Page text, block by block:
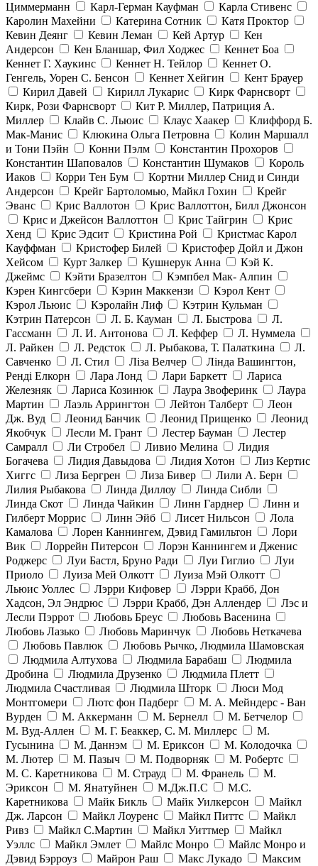
Циммерманн
Карл-Герман Кауфман
Карла Стивенс
Каролин Махейни
Катерина Сотник
Катя Проктор
Кевин Деянг
Кевин Леман Кей Артур
Кен
Андерсон
Кен Бланшар, Фил Ходжес
Кеннет Боа
Кеннет Г. Хаукинс
Кеннет Н. Тейлор
Кеннет О.
Генгель, Уорен С. Бенсон
Кеннет Хейгин
Кент Брауер
Кирил Давей
Кирилл Лукарис
Кирк Фарнсворт
Кирк, Рози Фарнсворт
Кит Р. Миллер, Патриция А.
Миллер
Клайв С. Льюис Клаус Хаакер
Клиффорд Б.
Мак-Манис
Клюкина Ольга Петровна
Колин Маршалл
и Тони Пэйн
Конни Пэлм
Константин Прохоров
Константин Шаповалов
Константин Шумаков
Король
Иаков
Корри Тен Бум
Кортни Миллер Снид и Синди
Андерсон
Крейг Бартоломью, Майкл Гохин
Крейг
Эванс
Крис Валлотон
Крис Валлоттон, Билл Джонсон
Крис и Джейсон Валлоттон
Крис Тайгрин
Крис
Хенд
Крис Эдсит Кристина Рой
Кристмас Карол
Кауффман
Кристофер Билей
Кристофер Дойл и Джон
Хейсом
Курт Залкер Кушнерук Анна
Кэй К.
Джеймс
Кэйти Бразелтон
Кэмпбел Мак- Алпин
Кэрен Кингсбери
Кэрин Маккензи
Кэрол Кент
Кэрол Льюис
Кэролайн Лиф
Кэтрин Кульман
Кэтрин Патерсон
Л. Б. Кауман Л. Быстрова
Л.
Гассманн
Л. И. Антонова Л. Кеффер
Л. Нуммела
Л. Райкен
Л. Редсток Л. Рыбакова, Т. Палаткина
Л.
Савченко
Л. Стил Ліза Велчер
Лінда Вашингтон,
Ренді Елкорн
Лара Лонд Лари Баркетт
Лариса
Железняк
Лариса Козинюк Лаура Звоферинк
Лаура
Мартин
Лаэль Аррингтон Лейтон Талберт
Леон
Дж. Вуд
Леонид Банчик Леонид Прищенко
Леонид
Якобчук
Лесли М. Грант Лестер Бауман
Лестер
Самралл
Ли Стробел Ливио Мелина
Лидия
Богачева
Лидия Давыдова Лидия Хотон
Лиз Кертис
Хиггс
Лиза Бергрен Лиза Бивер
Лили А. Берн
Лилия Рыбакова
Линда Диллоу
Линда Сибли
Линда Скот
Линда Чайкин Линн Гарднер
Линн и
Гилберт Моррис
Линн Эйб Лисет Нильсон
Лола
Камалова
Лорен Каннингем, Дэвид Гамильтон
Лори
Вик
Лоррейн Питерсон
Лорэн Каннингем и Дженис
Роджерс
Луи Бастл, Бруно Ради Луи Гиглио
Луи
Приоло
Луиза Мей Олкотт
Луиза Мэй Олкотт
Льюис Уоллес
Лэрри Кифовер
Лэрри Крабб, Дон
Хадсон, Эл Эндрюс
Лэрри Крабб, Дэн Аллендер
Лэс и
Лесли Пэррот
Любовь Бреус
Любовь Васенина
Любовь Лазько
Любовь Маринчук
Любовь Неткачева
Любовь Павлюк
Любовь Рычко, Людмила Шамовская
Людмила Алтухова
Людмила Барабаш
Людмила
Дробина
Людмила Друзенко
Людмила Плетт
Людмила Счастливая
Людмила Шторк
Люси Мод
Монтгомери
Лютс фон Падберг
М. А. Мейндерс - Ван
Вурден
М. Аккерманн М. Бернелл
М. Бетчелор
М. Вуд-Аллен
М. Г. Беаккер, С. М. Миллерс
М.
Гусынина
М. Даннэм М. Ериксон
М. Колодочка
М. Лютер
М. Пазыч М. Подворняк
М. Робертс
М. С. Каретникова
М. Страуд М. Франель
М.
Эриксон
М. Янатуйнен М.Дж.П.С
М.С.
Каретникова
Майк Бикль Майк Уилкерсон
Майкл
Дж. Ларсон
Майкл Лоуренс Майкл Питтс
Майкл
Ривз
Майкл С.Мартин Майкл Уиттмер
Майкл
Уэллс
Майкл Эмлет Майлс Монро
Майлс Монро и
Дэвид Бэрроуз
Майрон Раш Макс Лукадо
Максим